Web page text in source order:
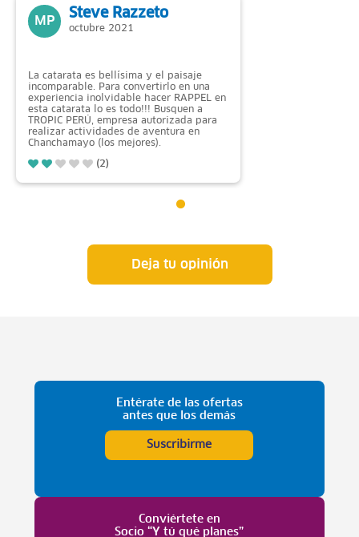
MP Steve Razzeto
octubre 2021
La catarata es bellísima y el paisaje
incomparable. Para convertirlo en una
experiencia inolvidable hacer RAPPEL en
esta catarata lo es todo!!! Busquen a
TROPIC PERÚ, empresa autorizada para
realizar actividades de aventura en
Chanchamayo (los mejores).
(2)
Deja tu opinión
Entérate de las ofertas
antes que los demás
Suscribirme
Conviértete en
Socio “Y tú qué planes”